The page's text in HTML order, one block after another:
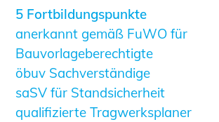
5 Fortbildungspunkte
anerkannt gemäß FuWO für
Bauvorlageberechtigte
öbuv Sachverständige
saSV für Standsicherheit
qualifizierte Tragwerksplaner